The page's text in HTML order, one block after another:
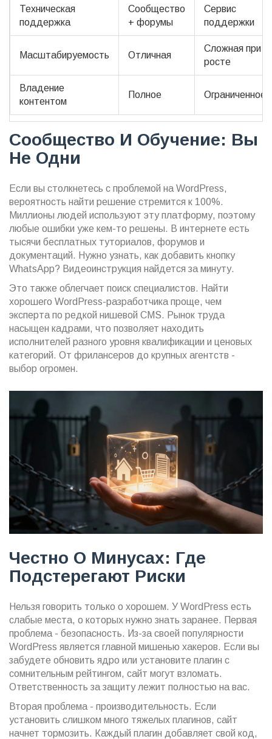
Техническая
поддержка
Сообщество
+ форумы
Сервис
поддержки
Масштабируемость Отличная
Сложная при
росте
Владение
контентом
Полное Ограниченное
Сообщество И Обучение: Вы
Не Одни
Если вы столкнетесь с проблемой на WordPress,
вероятность найти решение стремится к 100%.
Миллионы людей используют эту платформу, поэтому
любые ошибки уже кем-то решены. В интернете есть
тысячи бесплатных туториалов, форумов и
документаций. Нужно узнать, как добавить кнопку
WhatsApp? Видеоинструкция найдется за минуту.
Это также облегчает поиск специалистов. Найти
хорошего WordPress-разработчика проще, чем
эксперта по редкой нишевой CMS. Рынок труда
насыщен кадрами, что позволяет находить
исполнителей разного уровня квалификации и ценовых
категорий. От фрилансеров до крупных агентств -
выбор огромен.
Честно О Минусах: Где
Подстерегают Риски
Нельзя говорить только о хорошем. У WordPress есть
слабые места, о которых нужно знать заранее. Первая
проблема - безопасность. Из-за своей популярности
WordPress является главной мишенью хакеров. Если вы
забудете обновить ядро или установите плагин с
сомнительным рейтингом, сайт могут взломать.
Ответственность за защиту лежит полностью на вас.
Вторая проблема - производительность. Если
установить слишком много тяжелых плагинов, сайт
начнет тормозить. Каждый плагин добавляет свой код,